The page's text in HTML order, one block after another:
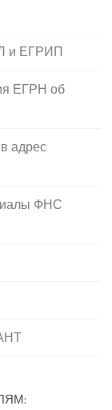
и ЕГРИП
ЕГРН об
адрес
ФНС